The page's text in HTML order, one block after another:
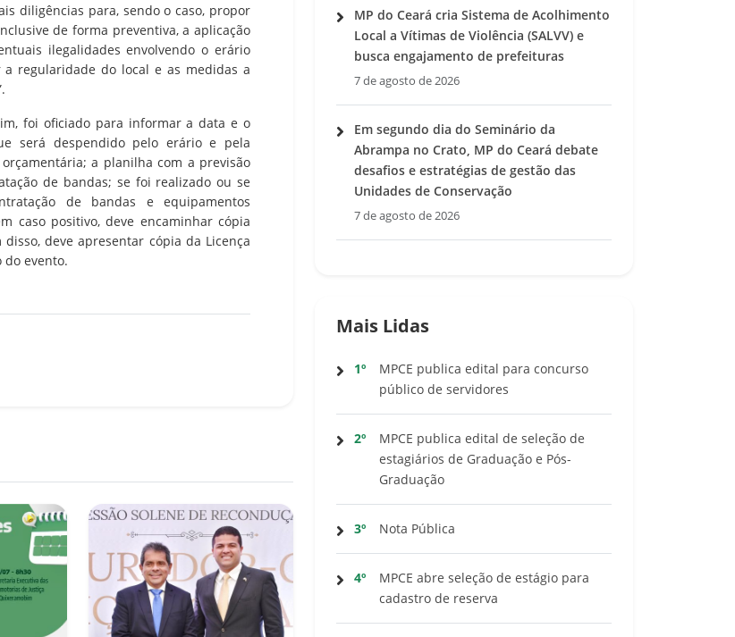
diligências para, sendo o caso, propor
de forma preventiva, a aplicação
ilegalidades envolvendo o erário
a regularidade do local e as medidas a
foi oficiado para informar a data e o
será despendido pelo erário e pela
a planilha com a previsão
de bandas; se foi realizado ou se
de bandas e equipamentos
caso positivo, deve encaminhar cópia
deve apresentar cópia da Licença
do evento.
MP do Ceará cria Sistema de Acolhimento
Local a Vítimas de Violência (SALVV) e
busca engajamento de prefeituras
7 de agosto de 2026
Em segundo dia do Seminário da
Abrampa no Crato, MP do Ceará debate
desafios e estratégias de gestão das
Unidades de Conservação
7 de agosto de 2026
Mais Lidas
1º
MPCE publica edital para concurso
público de servidores
2º
MPCE publica edital de seleção de
estagiários de Graduação e Pós-
Graduação
3º Nota Pública
4º
MPCE abre seleção de estágio para
cadastro de reserva